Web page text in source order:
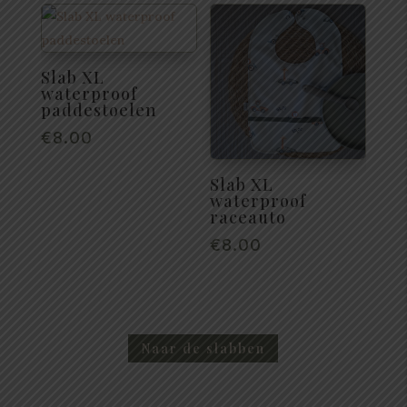
Slab XL
waterproof
paddestoelen
€8.00
Slab XL
waterproof
raceauto
€8.00
Naar de slabben